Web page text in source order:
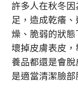
容，
讓
獨
一
無
二
你
許多人在秋冬
足，造成乾癢
燥、脆弱的狀
壞掉皮膚表皮
養品都還是會
是適當清潔臉部